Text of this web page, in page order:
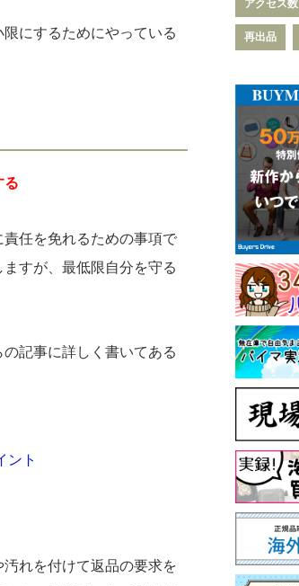
にするためにやっている
る
任を免れるための事項で
すが、最低限自分を守る
記事に詳しく書いてある
ント
れを付けて返品の要求を
アクセス数
再出品